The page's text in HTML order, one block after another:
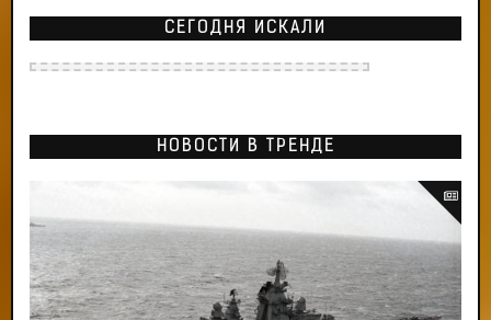
СЕГОДНЯ ИСКАЛИ
НОВОСТИ В ТРЕНДЕ